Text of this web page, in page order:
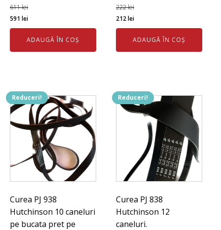
611lei
Prețul
inițial
fost:
591 leiPrețul
curent
este:
591 lei.
ADAUGĂ ÎN COȘ
222lei
Prețul
inițial
fost:
212leiPrețul
curent
este:
212 lei.
ADAUGĂ ÎN COȘ
Reduceri!
Curea PJ 938
Hutchinson 10 caneluri
pe bucata pret pe
Reduceri!
Curea PJ 838
Hutchinson 12
caneluri.